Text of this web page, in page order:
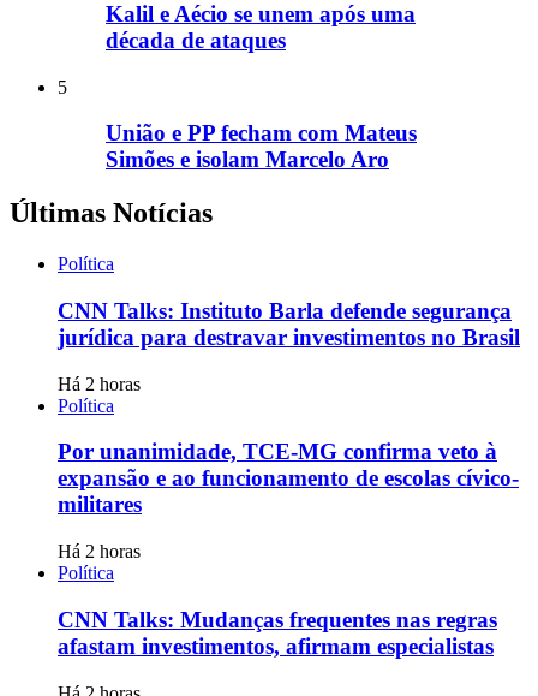
Kalil e Aécio se unem após uma
década de ataques
5
União e PP fecham com Mateus
Simões e isolam Marcelo Aro
Últimas Notícias
Política
CNN Talks: Instituto Barla defende segurança
jurídica para destravar investimentos no Brasil
Há 2 horas
Política
Por unanimidade, TCE-MG confirma veto à
expansão e ao funcionamento de escolas cívico-
militares
Há 2 horas
Política
CNN Talks: Mudanças frequentes nas regras
afastam investimentos, afirmam especialistas